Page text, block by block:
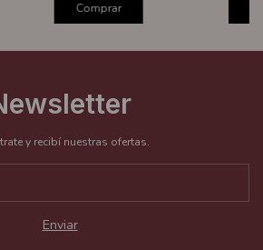
Comprar
y recibí nuestras ofertas.